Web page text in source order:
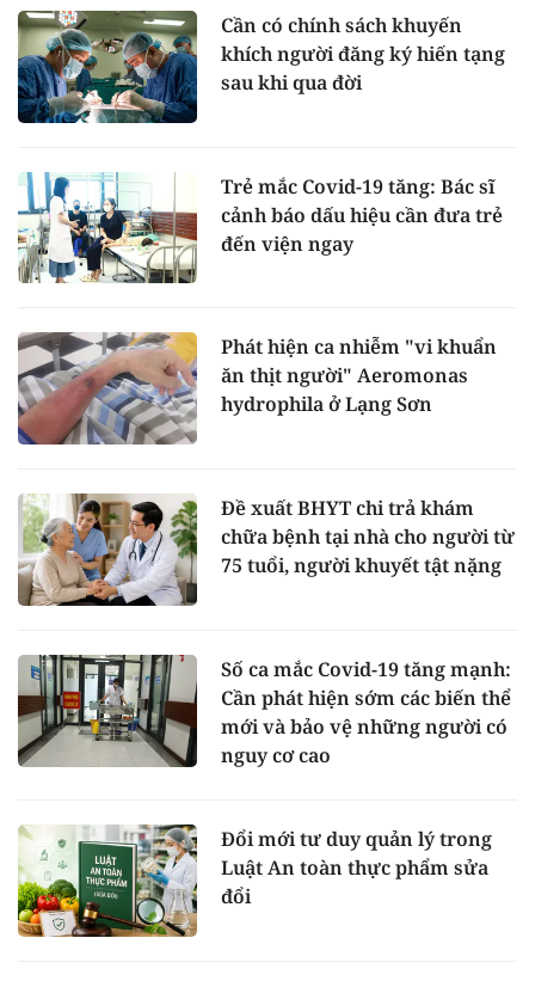
Cần có chính sách khuyến
khích người đăng ký hiến tạng
sau khi qua đời
Trẻ mắc Covid-19 tăng: Bác sĩ
cảnh báo dấu hiệu cần đưa trẻ
đến viện ngay
Phát hiện ca nhiễm "vi khuẩn
ăn thịt người" Aeromonas
hydrophila ở Lạng Sơn
Đề xuất BHYT chi trả khám
chữa bệnh tại nhà cho người từ
75 tuổi, người khuyết tật nặng
Số ca mắc Covid-19 tăng mạnh:
Cần phát hiện sớm các biến thể
mới và bảo vệ những người có
nguy cơ cao
Đổi mới tư duy quản lý trong
Luật An toàn thực phẩm sửa
đổi